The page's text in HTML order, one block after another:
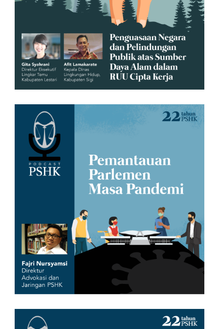
Pelindungan Publik atas Sumber
Daya Alam dalam RUU Cipta Kerja
07/07/2020 3:13 PM
Podcast PSHK Episode 2:
Pemantauan Parlemen Masa
Pandemi